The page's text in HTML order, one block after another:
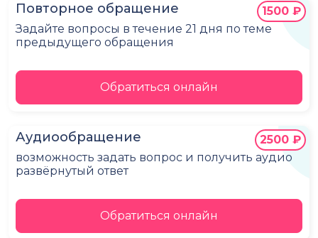
Повторное обращение
Задайте вопросы в течение 21 дня по теме
предыдущего обращения
1500 ₽
Обратиться онлайн
Аудиообращение
возможность задать вопрос и получить аудио
развёрнутый ответ
2500 ₽
Обратиться онлайн